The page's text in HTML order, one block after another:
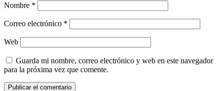
Nombre *
Correo electrónico *
Web
Guarda mi nombre, correo electrónico y web en este navegador
para la próxima vez que comente.